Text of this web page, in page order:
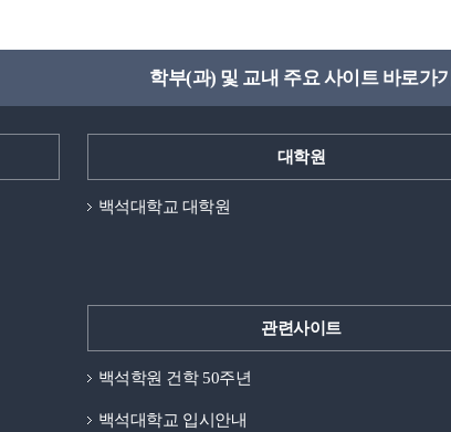
학부(과) 및 교내 주요 사이트 바로가기
대학원
백석대학교 대학원
관련사이트
백석학원 건학 50주년
백석대학교 입시안내